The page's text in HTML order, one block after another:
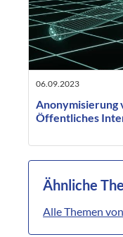
06.09.2023
Anonymisierung
Öffentliches
Ähnliche
Alle Themen